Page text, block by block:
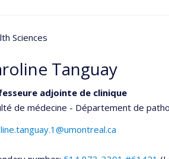
Sciences
Tanguay
adjointe de clinique
de médecine - Département de